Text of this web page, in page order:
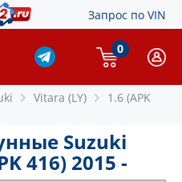
Запрос по VIN
0
Vitara (LY)
1.6 (APK
Suzuki
416) 2015 -